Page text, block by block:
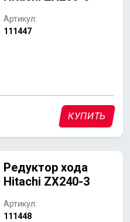
Артикул:
111447
КУПИТЬ
Редуктор хода
Hitachi ZX240-3
Артикул:
111448